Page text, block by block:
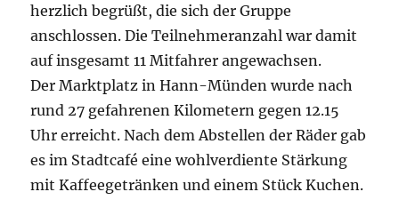
herzlich begrüßt, die sich der Gruppe
anschlossen. Die Teilnehmeranzahl war damit
auf insgesamt 11 Mitfahrer angewachsen.
Der Marktplatz in Hann-Münden wurde nach
rund 27 gefahrenen Kilometern gegen 12.15
Uhr erreicht. Nach dem Abstellen der Räder gab
es im Stadtcafé eine wohlverdiente Stärkung
mit Kaffeegetränken und einem Stück Kuchen.